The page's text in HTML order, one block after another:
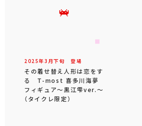
2025年3 月下旬 登場
その着せ替え人形は恋をす
る T-most 喜多川海夢
フィギュア～黒江雫ver.～
（タイクレ限定）